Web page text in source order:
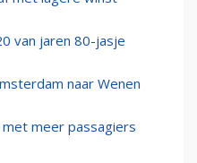
van jaren 80-jasje
naar Wenen
meer passagiers